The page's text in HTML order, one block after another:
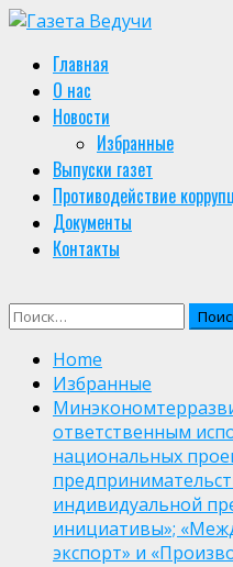
Skip
content
Primary
Menu
Главная
О нас
Новости
Избранные
Выпуски газет
Противодействие
Документы
Контакты
Найти:
Home
Избранные
ответственным
национальных
индивидуальной
инициативы»;
экспорт» и